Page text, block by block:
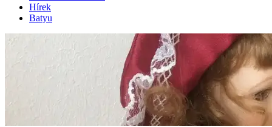
Hírek
Batyu